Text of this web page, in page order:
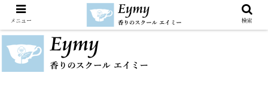
メニュー 検索